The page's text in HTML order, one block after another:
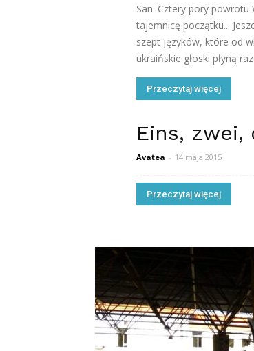
San. Cztery pory powrotu
tajemnicę początku...
szept języków, które od
ukraińskie głoski płyną
Przeczytaj więcej
Eins,
Avatea - 14 maja 2015
Przeczytaj więcej